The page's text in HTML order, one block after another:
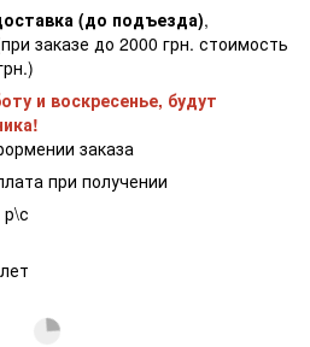
(до подъезда),
заказе до 2000 грн. стоимость
и воскресенье, будут
заказа
при получении